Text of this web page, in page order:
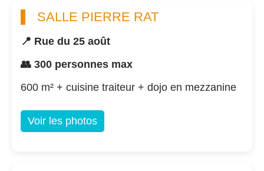
SALLE PIERRE RAT
📍 Rue du 25 août
👥 300 personnes max
600 m² + cuisine traiteur + dojo en mezzanine
Voir les photos